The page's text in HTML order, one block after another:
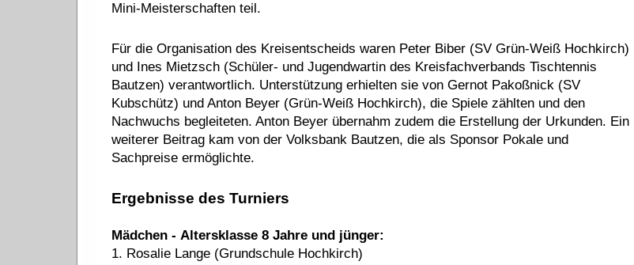
Mini-Meisterschaften teil.
Für die Organisation des Kreisentscheids waren Peter Biber (SV Grün-Weiß Hochkirch)
und Ines Mietzsch (Schüler- und Jugendwartin des Kreisfachverbands Tischtennis
Bautzen) verantwortlich. Unterstützung erhielten sie von Gernot Pakoßnick (SV
Kubschütz) und Anton Beyer (Grün-Weiß Hochkirch), die Spiele zählten und den
Nachwuchs begleiteten. Anton Beyer übernahm zudem die Erstellung der Urkunden. Ein
weiterer Beitrag kam von der Volksbank Bautzen, die als Sponsor Pokale und
Sachpreise ermöglichte.
Ergebnisse des Turniers
Mädchen - Altersklasse 8 Jahre und jünger:
1. Rosalie Lange (Grundschule Hochkirch)